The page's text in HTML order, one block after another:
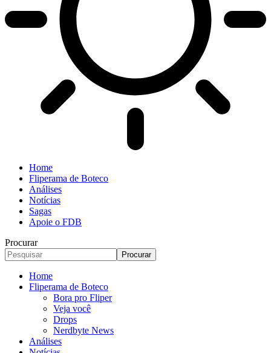
Home
Fliperama de Boteco
Análises
Notícias
Sagas
Apoie o FDB
Procurar
Home
Fliperama de Boteco
Bora pro Fliper
Veja você
Drops
Nerdbyte News
Análises